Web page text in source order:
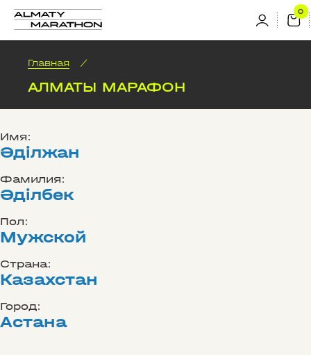
Главная /
АЛМАТЫ МАРАФОН
Имя:
Әділжан
Фамилия:
Әділбек
Пол:
Мужской
Страна:
Казахстан
Город:
Астана